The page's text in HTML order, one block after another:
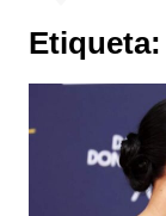
Etiqueta: